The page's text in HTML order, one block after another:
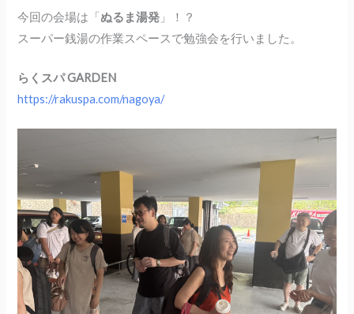
今回の会場は「ぬるま湯発 」！？
スーパー銭湯の作業スペースで勉強会を行いました。
らくスパ GARDEN
https://rakuspa.com/nagoya/